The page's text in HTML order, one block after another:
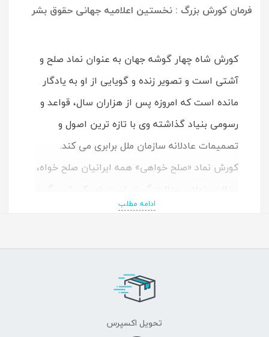
فرمان کورش بزرگ : نخستین اعلامیه جهانی حقوق بشر
کورش شاه چهار گوشه جهان به عنوان نماد صلح و
آشتی است و تصویر زنده و گویایی از او به یادگار
مانده است که امروزه پس از هزاران سال، قواعد و
رسومی بنیاد گذاشته وی با تازه ترین اصول و
تصمیمات عادلانه سازمان ملل برابری می کند.
کورش نماد «صلح خواهی» همه ایرانیان صلح خواه،
گواهی خدمات ایرانیان به گسترش «صلح و
ادامه مطلب
تحویل اکسپرس